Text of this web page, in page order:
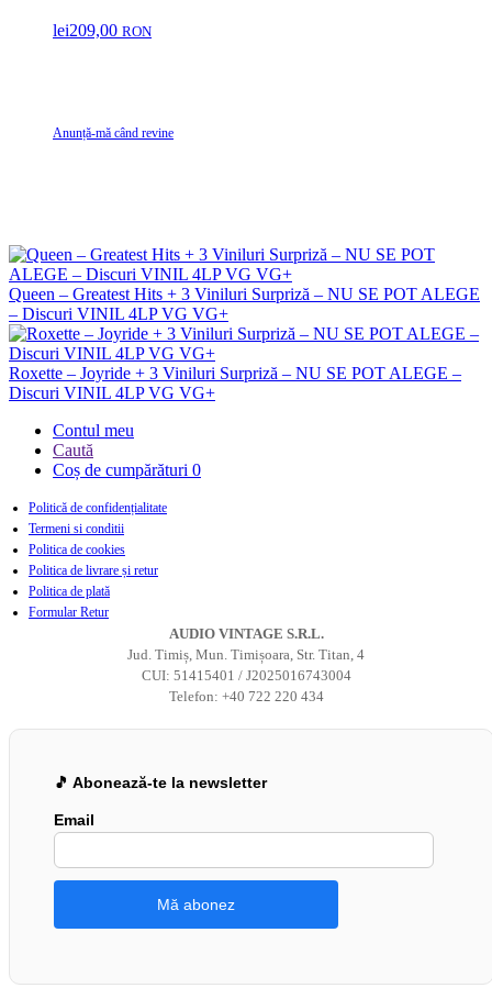
lei209,00 RON
Anunță-mă când revine
Queen – Greatest Hits + 3 Viniluri Surpriză – NU SE POT ALEGE
– Discuri VINIL 4LP VG VG+
Roxette – Joyride + 3 Viniluri Surpriză – NU SE POT ALEGE –
Discuri VINIL 4LP VG VG+
Contul meu
Caută
Coș de cumpărături 0
Politică de confidențialitate
Termeni si conditii
Politica de cookies
Politica de livrare și retur
Politica de plată
Formular Retur
AUDIO VINTAGE S.R.L.
Jud. Timiș, Mun. Timișoara, Str. Titan, 4
CUI: 51415401 / J2025016743004
Telefon: +40 722 220 434
🎵 Abonează-te la newsletter
Email